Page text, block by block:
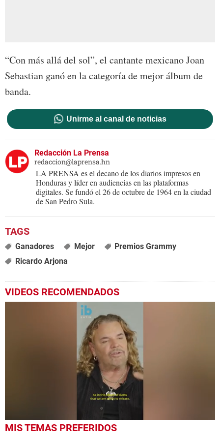
“Con más allá del sol”, el cantante mexicano Joan
Sebastian ganó en la categoría de mejor álbum de
banda.
Unirme al canal de noticias
Redacción La Prensa
redaccion@laprensa.hn
LA PRENSA es el decano de los diarios impresos en
Honduras y líder en audiencias en las plataformas
digitales. Se fundó el 26 de octubre de 1964 en la ciudad
de San Pedro Sula.
Ganadores Mejor
Premios Grammy
Ricardo Arjona
VIDEOS RECOMENDADOS
0
seconds
MIS TEMAS PREFERIDOS